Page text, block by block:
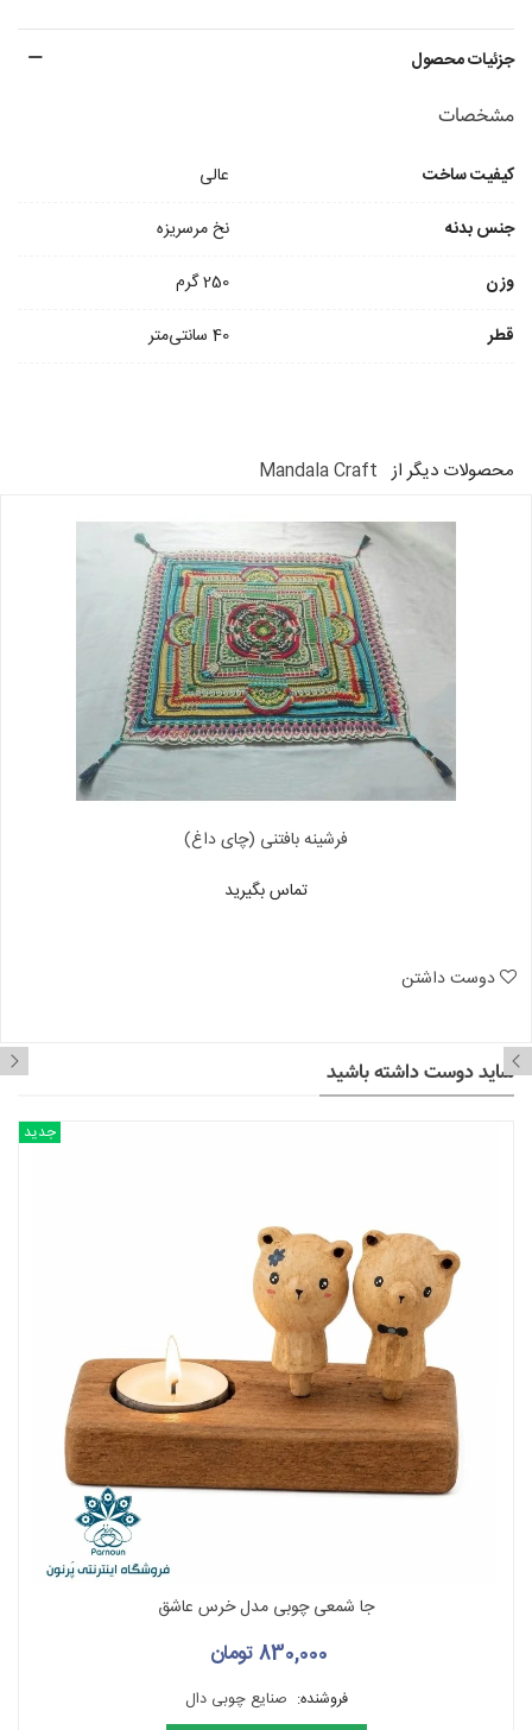
جزئیات محصول
مشخصات
کیفیت ساخت
عالی
جنس بدنه
نخ مرسریزه
وزن
250 گرم
قطر
40 سانتی‌متر
محصولات دیگر از Mandala Craft
فرشینه بافتنی (چای داغ)
تماس بگیرید
دوست داشتن
شاید دوست داشته باشید
جدید
جا شمعی چوبی مدل خرس عاشق
830,000 تومان
فروشنده: صنایع چوبی دال